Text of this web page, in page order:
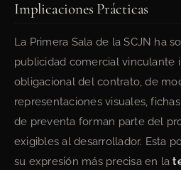
Implicaciones Prácticas
La Primera Sala de la SCJN ha
publicidad comercial vinculante
obligacional del contrato, de
representaciones visuales,
de preventa forman parte del
exigibles al desarrollador. Esta
su expresión más precisa en la